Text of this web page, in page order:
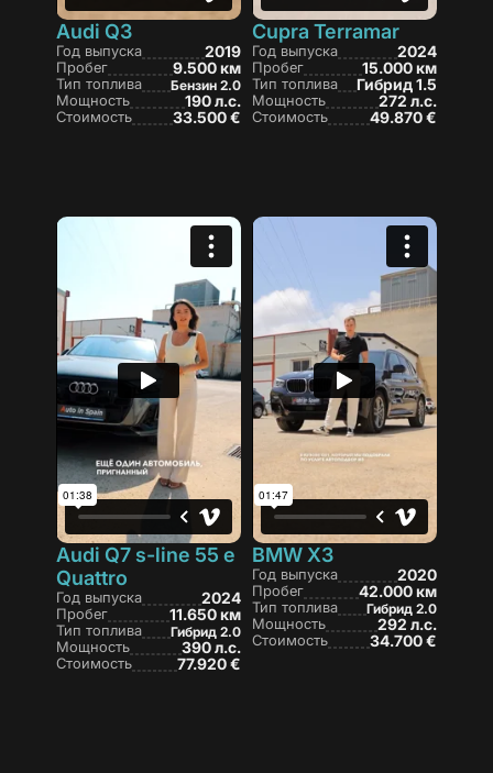
BMW X3
Год выпуска 2020
Пробег 42.000 км
Тип топлива Гибрид 2.0
Мощность 292 л.с.
Стоимость 34.700 €
Audi Q7 s-line 55 e
Quattro
Год выпуска 2024
Пробег 11.650 км
Тип топлива Гибрид 2.0
Мощность 390 л.с.
Стоимость 77.920 €
Cupra Terramar
Год выпуска 2024
Пробег 15.000 км
Тип топлива Гибрид 1.5
Мощность 272 л.с.
Стоимость 49.870 €
Audi Q3
Год выпуска 2019
Пробег 9.500 км
Тип топлива Бензин 2.0
Мощность 190 л.с.
Стоимость 33.500 €